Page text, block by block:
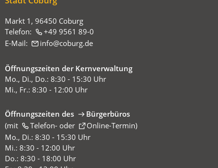
Markt 1, 96450 Coburg
Telefon:
+49 9561 89-0
E-Mail:
info coburg de
Öffnungszeiten der Kernverwaltung
Mo., Di., Do.: 8:30 - 15:30 Uhr
Mi., Fr.: 8:30 - 12:00 Uhr
Öffnungszeiten des
Bürgerbüros
(mit
Telefon-oder Online-Termin
(Öffnet
in
einem
neuen
)
Mo., Di.: 8:30 - 15:30 Uhr
Mi.: 8:30 - 12:00 Uhr
Do.: 8:30 - 18:00 Uhr